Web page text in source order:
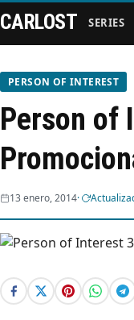
Series
Streaming
Webisodios
CARLOST SERIES
PERSON OF INTEREST
Person of
13 enero, 2014